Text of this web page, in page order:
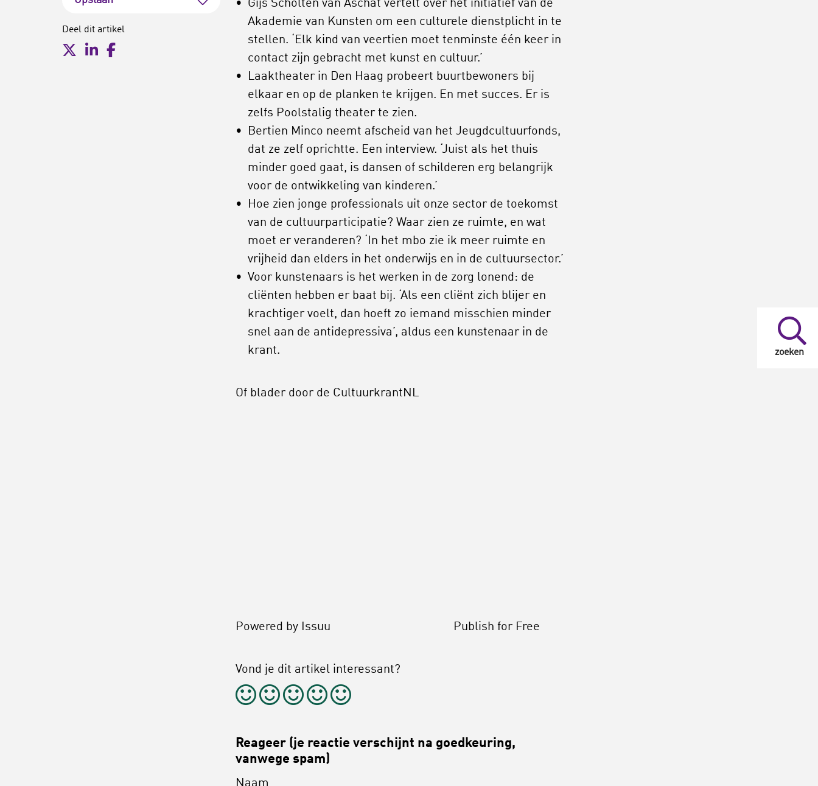
zoeken
Deel dit artikel
Gijs Scholten van Aschat vertelt over het initiatief van de
Akademie van Kunsten om een culturele dienstplicht in te
stellen. ‘Elk kind van veertien moet tenminste één keer in
contact zijn gebracht met kunst en cultuur.’
Laaktheater in Den Haag probeert buurtbewoners bij
elkaar en op de planken te krijgen. En met succes. Er is
zelfs Poolstalig theater te zien.
Bertien Minco neemt afscheid van het Jeugdcultuurfonds,
dat ze zelf oprichtte. Een interview. ‘Juist als het thuis
minder goed gaat, is dansen of schilderen erg belangrijk
voor de ontwikkeling van kinderen.’
Hoe zien jonge professionals uit onze sector de toekomst
van de cultuurparticipatie? Waar zien ze ruimte, en wat
moet er veranderen? ‘In het mbo zie ik meer ruimte en
vrijheid dan elders in het onderwijs en in de cultuursector.’
Voor kunstenaars is het werken in de zorg lonend: de
cliënten hebben er baat bij. ‘Als een cliënt zich blijer en
krachtiger voelt, dan hoeft zo iemand misschien minder
snel aan de antidepressiva’, aldus een kunstenaar in de
krant.
Of blader door de CultuurkrantNL
Powered by Issuu Publish for Free
Vond je dit artikel interessant?
Reageer (je reactie verschijnt na goedkeuring,
vanwege spam)